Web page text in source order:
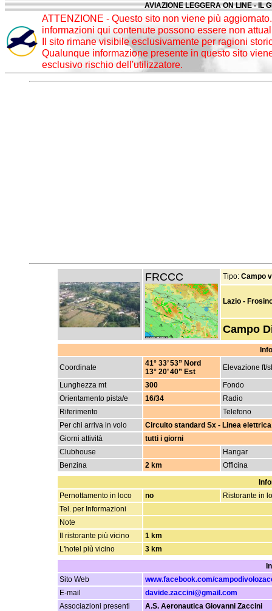
AVIAZIONE LEGGERA ON LINE - IL
ATTENZIONE - Questo sito non viene più
informazioni qui contenute possono essere non
Il sito rimane visibile esclusivamente per ragioni
Qualunque informazione presente in questo sito
esclusivo rischio dell'utilizzatore.
FRCCC Tipo: Campo
Lazio -
Campo
Coordinate
41° 33’ 53” Nord
13° 20’ 40” Est
Elevazione ft/
Lunghezza mt 300
Fondo
Orientamento pista/e
16/34
Radio
Riferimento
Telefono
Per chi arriva in volo
Circuito standard Sx - Linea
Giorni attività
tutti i giorni
Clubhouse
Hangar
Benzina
2 km
Officina
Pernottamento in loco
no
Ristorante in
Tel. per Informazioni
Note
Il ristorante più vicino
1 km
L'hotel più vicino
3 km
Sito Web
www.facebook.com/
E-mail
davide.zaccini@gmail.com
Associazioni presenti
A.S. Aeronautica Giovanni Zaccini